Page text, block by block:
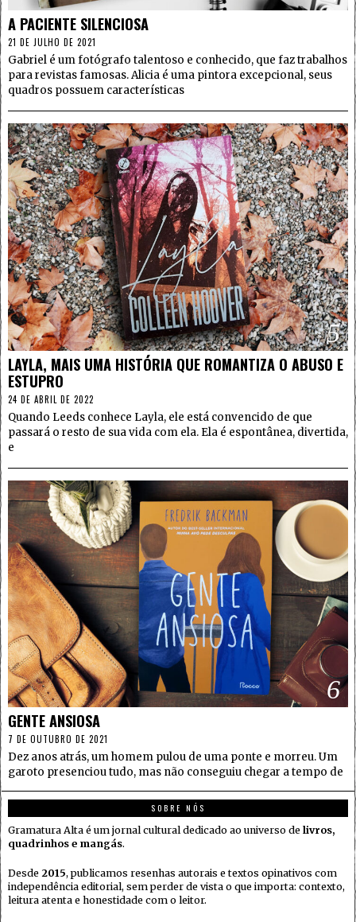
A PACIENTE SILENCIOSA
21 DE JULHO DE 2021
Gabriel é um fotógrafo talentoso e conhecido, que faz trabalhos
para revistas famosas. Alicia é uma pintora excepcional, seus
quadros possuem características
5
LAYLA, MAIS UMA HISTÓRIA QUE ROMANTIZA O ABUSO E
ESTUPRO
24 DE ABRIL DE 2022
Quando Leeds conhece Layla, ele está convencido de que
passará o resto de sua vida com ela. Ela é espontânea, divertida,
e
6
GENTE ANSIOSA
7 DE OUTUBRO DE 2021
Dez anos atrás, um homem pulou de uma ponte e morreu. Um
garoto presenciou tudo, mas não conseguiu chegar a tempo de
SOBRE NÓS
Gramatura Alta é um jornal cultural dedicado ao universo de livros,
quadrinhos e mangás.
Desde 2015, publicamos resenhas autorais e textos opinativos com
independência editorial, sem perder de vista o que importa: contexto,
leitura atenta e honestidade com o leitor.